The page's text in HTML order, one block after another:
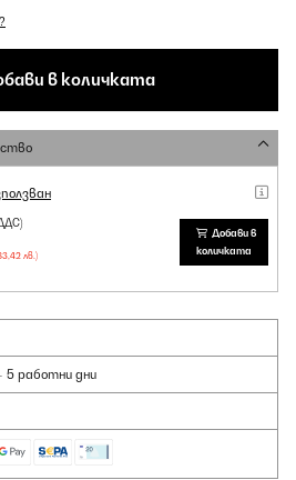
в количката
лв.)
Добави в
количката
5 работни дни